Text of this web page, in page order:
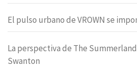
El pulso urbano de VROWN se
La perspectiva de The
Swanton